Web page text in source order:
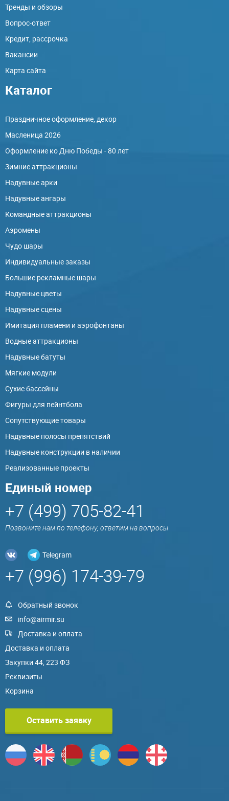
Тренды и обзоры
Вопрос-ответ
Кредит, рассрочка
Вакансии
Карта сайта
Каталог
Праздничное оформление, декор
Масленица 2026
Оформление ко Дню Победы - 80 лет
Зимние аттракционы
Надувные арки
Надувные ангары
Командные аттракционы
Аэромены
Чудо шары
Индивидуальные заказы
Большие рекламные шары
Надувные цветы
Надувные сцены
Имитация пламени и аэрофонтаны
Водные аттракционы
Надувные батуты
Мягкие модули
Сухие бассейны
Фигуры для пейнтбола
Сопутствующие товары
Надувные полосы препятствий
Надувные конструкции в наличии
Реализованные проекты
Единый номер
+7 (499) 705-82-41
Позвоните нам по телефону, ответим на вопросы
Telegram
+7 (996) 174-39-79
Обратный звонок
info@airmir.su
Доставка и оплата
Доставка и оплата
Закупки 44, 223 ФЗ
Реквизиты
Корзина
Оставить заявку